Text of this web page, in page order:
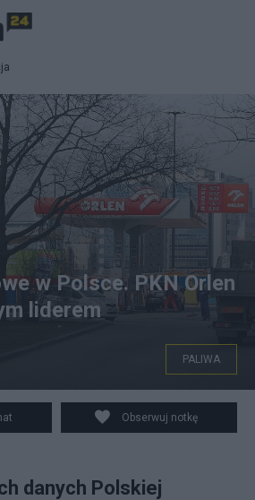
Polsce w pierwszym półroczu
się. Źródło:
w Polsce. PKN Orlen
liderem
PALIWA
Obserwuj notkę
danych Polskiej